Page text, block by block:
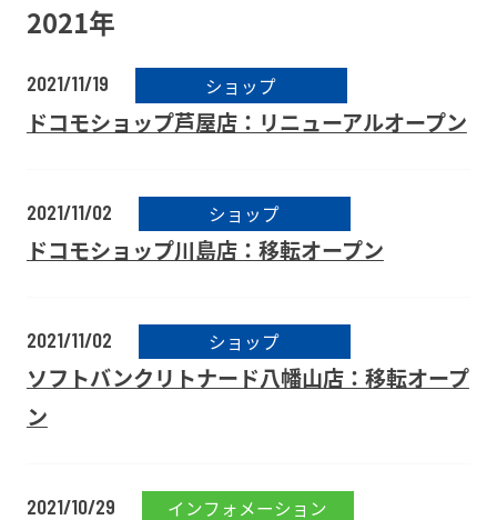
2021年
2021/11/19 ショップ
ドコモショップ芦屋店：リニューアルオープン
2021/11/02 ショップ
ドコモショップ川島店：移転オープン
2021/11/02 ショップ
ソフトバンクリトナード八幡山店：移転オープ
ン
2021/10/29 インフォメーション